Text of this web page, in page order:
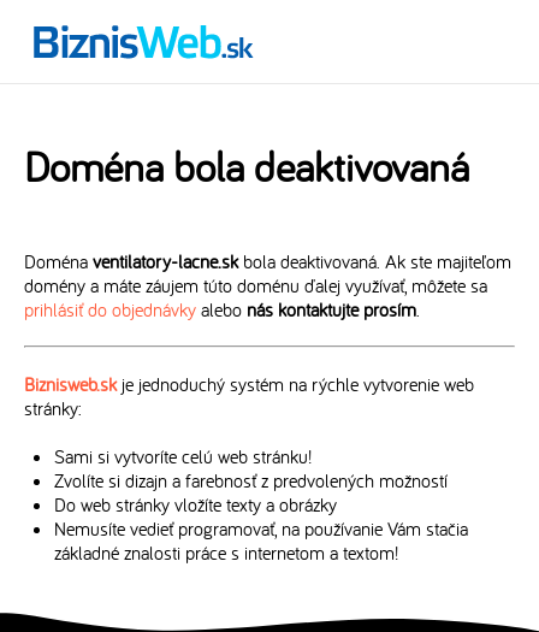
Doména bola deaktivovaná
Doména ventilatory-lacne.skbola deaktivovaná. Ak ste majiteľom
domény a máte záujem túto doménu ďalej využívať, môžete sa
prihlásiť do objednávky alebo nás kontaktujte prosím.
Biznisweb.skje jednoduchý systém na rýchle vytvorenie web
stránky:
Sami si vytvoríte celú web stránku!
Zvolíte si dizajn a farebnosť z predvolených možností
Do web stránky vložíte texty a obrázky
Nemusíte vedieť programovať, na používanie Vám stačia
základné znalosti práce s internetom a textom!